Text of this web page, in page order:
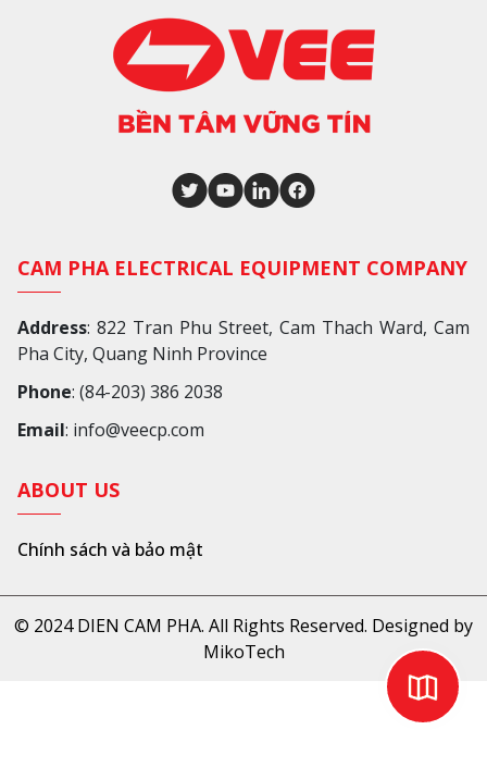
CAM PHA ELECTRICAL EQUIPMENT COMPANY
Address: 822 Tran Phu Street, Cam Thach Ward, Cam
Pha City, Quang Ninh Province
Phone: (84-203) 386 2038
Email: info@veecp.com
ABOUT US
Chính sách và bảo mật
© 2024 DIEN CAM PHA. All Rights Reserved. Designed by
MikoTech